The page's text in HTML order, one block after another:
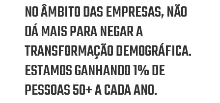
NO ÂMBITO DAS EMPRESAS, NÃO
DÁ MAIS PARA NEGAR A
TRANSFORMAÇÃO DEMOGRÁFICA.
ESTAMOS GANHANDO 1% DE
PESSOAS 50+ A CADA ANO.